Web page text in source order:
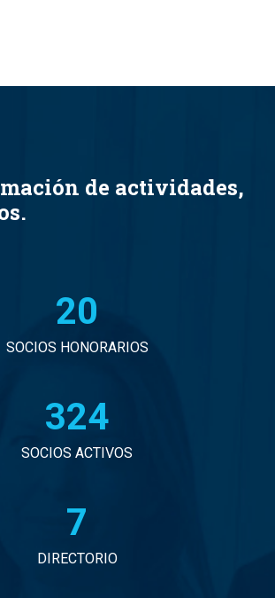
de actividades,
21
SOCIOS HONORARIOS
331
SOCIOS ACTIVOS
7
DIRECTORIO